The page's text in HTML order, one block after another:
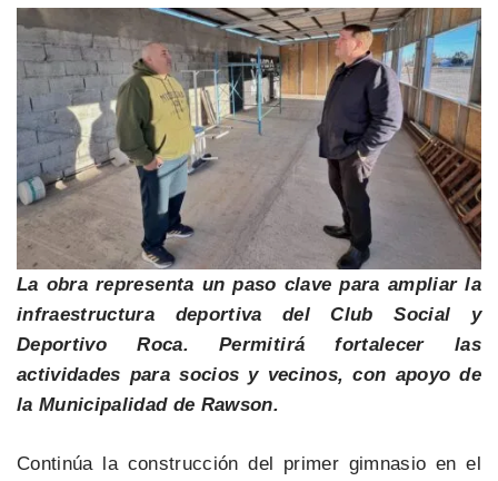
La obra representa un paso clave para ampliar la
infraestructura deportiva del Club Social y
Deportivo Roca. Permitirá fortalecer las
actividades para socios y vecinos, con apoyo de
la Municipalidad de Rawson.
Continúa la construcción del primer gimnasio en el